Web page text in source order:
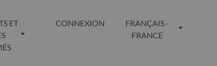
ET
CONNEXION
FRANÇAIS -
FRANCE